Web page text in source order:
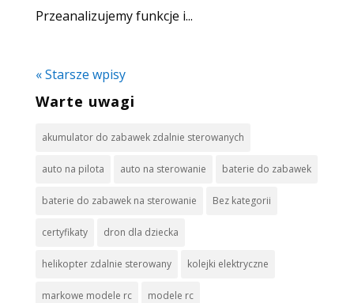
Przeanalizujemy funkcje i...
« Starsze wpisy
Warte uwagi
akumulator do zabawek zdalnie sterowanych
auto na pilota auto na sterowanie baterie do zabawek
baterie do zabawek na sterowanie Bez kategorii
certyfikaty dron dla dziecka
helikopter zdalnie sterowany kolejki elektryczne
markowe modele rc modele rc